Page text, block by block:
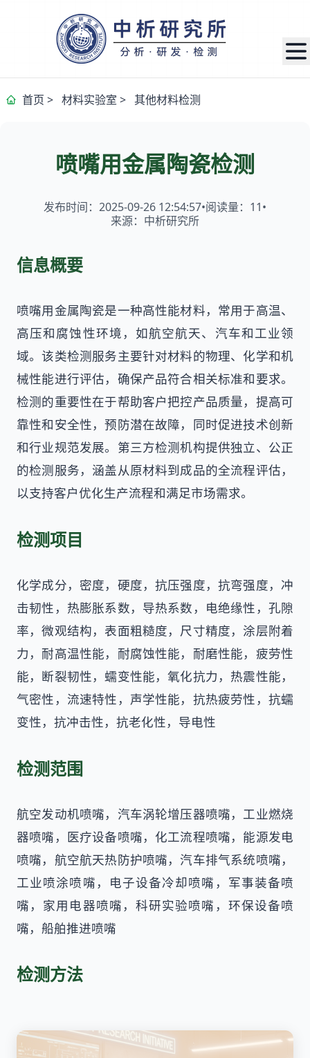
首页 > 材料实验室 > 其他材料检测
喷嘴用金属陶瓷检测
发布时间：2025-09-26 12:54:57•阅读量： 11•
来源：中析研究所
信息概要
喷嘴用金属陶瓷是一种高性能材料，常用于高温、
高压和腐蚀性环境，如航空航天、汽车和工业领
域。该类检测服务主要针对材料的物理、化学和机
械性能进行评估，确保产品符合相关标准和要求。
检测的重要性在于帮助客户把控产品质量，提高可
靠性和安全性，预防潜在故障，同时促进技术创新
和行业规范发展。第三方检测机构提供独立、公正
的检测服务，涵盖从原材料到成品的全流程评估，
以支持客户优化生产流程和满足市场需求。
检测项目
化学成分，密度，硬度，抗压强度，抗弯强度，冲
击韧性，热膨胀系数，导热系数，电绝缘性，孔隙
率，微观结构，表面粗糙度，尺寸精度，涂层附着
力，耐高温性能，耐腐蚀性能，耐磨性能，疲劳性
能，断裂韧性，蠕变性能，氧化抗力，热震性能，
气密性，流速特性，声学性能，抗热疲劳性，抗蠕
变性，抗冲击性，抗老化性，导电性
检测范围
航空发动机喷嘴，汽车涡轮增压器喷嘴，工业燃烧
器喷嘴，医疗设备喷嘴，化工流程喷嘴，能源发电
喷嘴，航空航天热防护喷嘴，汽车排气系统喷嘴，
工业喷涂喷嘴，电子设备冷却喷嘴，军事装备喷
嘴，家用电器喷嘴，科研实验喷嘴，环保设备喷
嘴，船舶推进喷嘴
检测方法